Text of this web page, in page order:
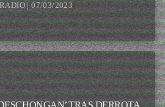
| 07/03/2023